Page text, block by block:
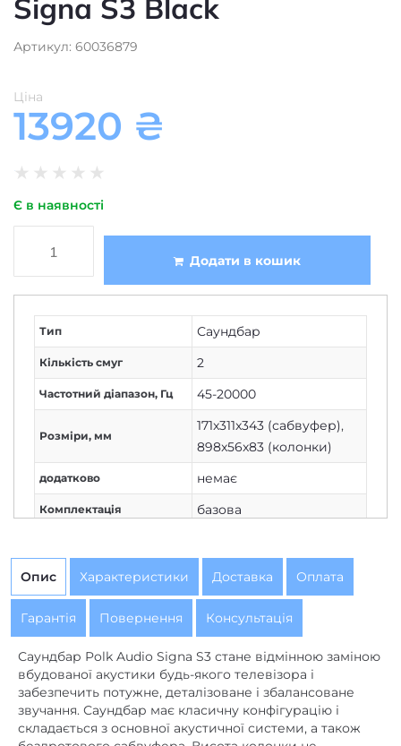
Артикул: 60036879
13920 ₴
★★ ★ ★★
Є в наявності
Додати в кошик
Кількість смуг 2
Частотний діапазон, Гц 45-20000
Розміри, мм
171x311x343 (сабвуфер)
898x56x83 (колонки)
немає
Комплектація базова
Живлення від мережі
Кількість каналів
Підключення бездротове,дротове
Потужність колонок, Вт загальна 80
Потужність сабвуфера,
Вт
80,зовнішній
Гарантія
Саундбар Polk Audio Signa S3 стане відмінною заміною
вбудованої акустики будь-якого телевізора і
забезпечить потужне, деталізоване і збалансоване
звучання. Саундбар має класичну конфігурацію і
складається з основної акустичної системи, а також
бездротового сабвуфера. Висота колонки не
перевищує 2 дюйма, тому, навіть при установці Polk